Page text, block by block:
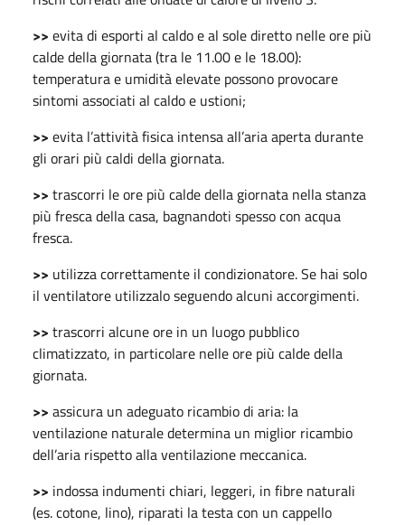
>> evita di esporti al caldo e al sole diretto nelle ore più
calde della giornata (tra le 11.00 e le 18.00):
temperatura e umidità elevate possono provocare
sintomi associati al caldo e ustioni;
>> evita l’attività fisica intensa all’aria aperta durante
gli orari più caldi della giornata.
>> trascorri le ore più calde della giornata nella stanza
più fresca della casa, bagnandoti spesso con acqua
fresca.
>> utilizza correttamente il condizionatore. Se hai solo
il ventilatore utilizzalo seguendo alcuni accorgimenti.
>> trascorri alcune ore in un luogo pubblico
climatizzato, in particolare nelle ore più calde della
giornata.
>> assicura un adeguato ricambio di aria: la
ventilazione naturale determina un miglior ricambio
dell’aria rispetto alla ventilazione meccanica.
>> indossa indumenti chiari, leggeri, in fibre naturali
(es. cotone, lino), riparati la testa con un cappello